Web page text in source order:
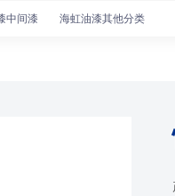
中间漆 海虹油漆其他分类